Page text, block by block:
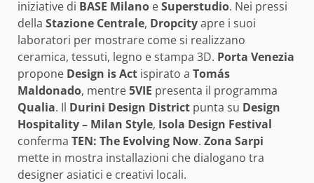
iniziative di BASE Milano eSuperstudio. Nei pressi
della Stazione Centrale, Dropcityapre i suoi
laboratori per mostrare come si realizzano
ceramica, tessuti, legno e stampa 3D. Porta Venezia
propone Design is Act ispirato a Tomás
Maldonado, mentre5VIE presenta il programma
Qualia. Il Durini Design District punta su Design
Hospitality – Milan Style, Isola Design Festival
conferma TEN: The Evolving Now. Zona Sarpi
mette in mostra installazioni che dialogano tra
designer asiatici e creativi locali.